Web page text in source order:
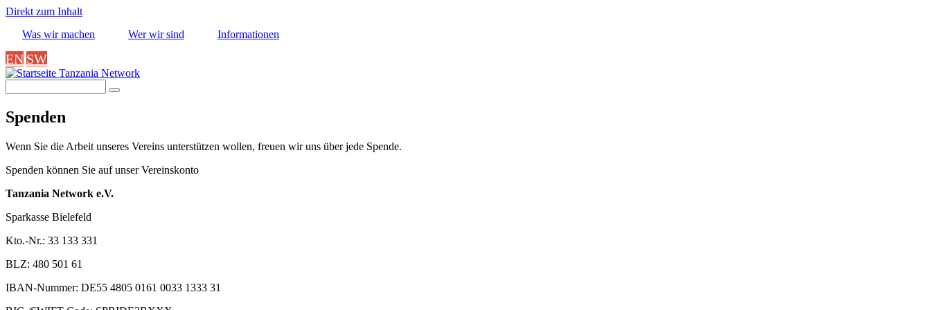
Direkt zum Inhalt
Was wir machen
Wer wir sind Informationen
EN SW
Tanzania Network
Spenden
Wenn Sie die Arbeit unseres Vereins unterstützen wollen, freuen wir uns über jede Spende.
Spenden können Sie auf unser Vereinskonto
Tanzania Network e.V.
Sparkasse Bielefeld
Kto.-Nr.: 33 133 331
BLZ: 480 501 61
IBAN-Nummer: DE55 4805 0161 0033 1333 31